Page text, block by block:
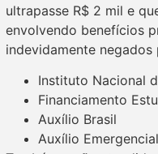
ultrapasse R$ 2 mil e
envolvendo benefícios
indevidamente
Instituto Nacional
Financiamento
Auxílio Brasil
Auxílio